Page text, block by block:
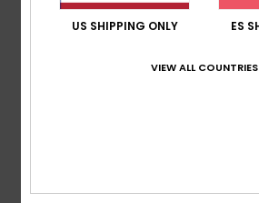
US SHIPPING ONLY ES
VIEW ALL COUNTRIES